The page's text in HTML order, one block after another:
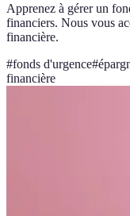
Apprenez à gérer un
financiers. Nous vous
financière.
#fonds d'urgence#
financière